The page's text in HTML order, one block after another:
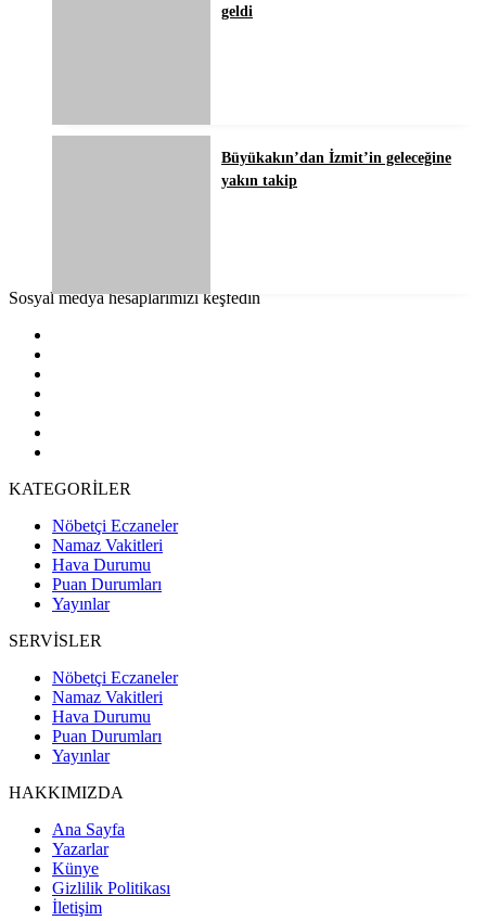
geldi
Büyükakın’dan İzmit’in geleceğine
yakın takip
Sosyal medya hesaplarımızı keşfedin
KATEGORİLER
Nöbetçi Eczaneler
Namaz Vakitleri
Hava Durumu
Puan Durumları
Yayınlar
SERVİSLER
Nöbetçi Eczaneler
Namaz Vakitleri
Hava Durumu
Puan Durumları
Yayınlar
HAKKIMIZDA
Ana Sayfa
Yazarlar
Künye
Gizlilik Politikası
İletişim